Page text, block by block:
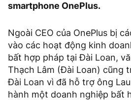
smartphone OnePlus.
Ngoài CEO của OnePlus bị
vào các hoạt động kinh
bất hợp pháp tại Đài Loan,
Thạch Lâm (Đài Loan) cũng
Đài Loan vì đã hỗ trợ ông
hành một doanh nghiệp bất